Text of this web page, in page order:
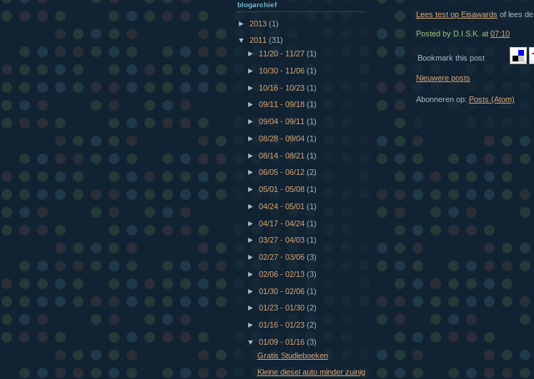
Lees test op Eisawards of lees de
Posted by D.I.S.K. at 07:10
Bookmark this post
Nieuwere posts
Abonneren op: Posts (Atom)
blogarchief
► 2013 (1)
▼ 2011 (31)
► 11/20 - 11/27(1)
► 10/30 - 11/06(1)
► 10/16 - 10/23(1)
►09/11 - 09/18(1)
►09/04 - 09/11(1)
►08/28 - 09/04(1)
►08/14 - 08/21(1)
►06/05 - 06/12(2)
►05/01 - 05/08(1)
►04/24 - 05/01(1)
►04/17 - 04/24(1)
►03/27 - 04/03(1)
►02/27 - 03/06(3)
►02/06 - 02/13(3)
►01/30 - 02/06(1)
►01/23 - 01/30(2)
►01/16 - 01/23(2)
▼01/09 - 01/16(3)
Gratis Studieboeken
Kleine diesel auto minder zuinig